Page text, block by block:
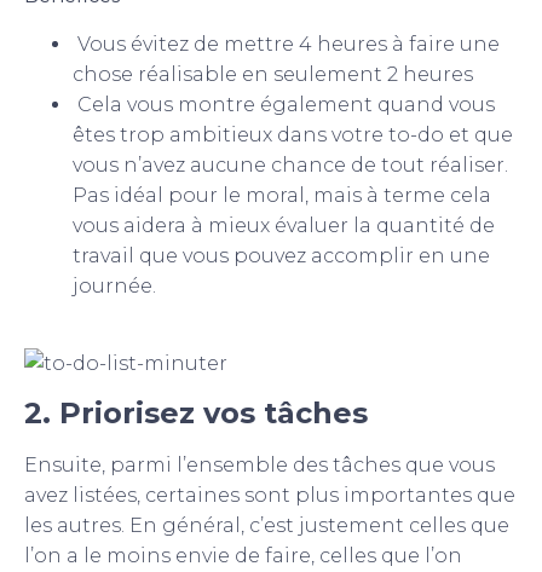
Vous évitez de mettre 4 heures à faire une
chose réalisable en seulement 2 heures
Cela vous montre également quand vous
êtes trop ambitieux dans votre to-do et que
vous n’avez aucune chance de tout réaliser.
Pas idéal pour le moral, mais à terme cela
vous aidera à mieux évaluer la quantité de
travail que vous pouvez accomplir en une
journée.
2. Priorisez vos tâches
Ensuite, parmi l’ensemble des tâches que vous
avez listées, certaines sont plus importantes que
les autres. En général, c’est justement celles que
l’on a le moins envie de faire, celles que l’on